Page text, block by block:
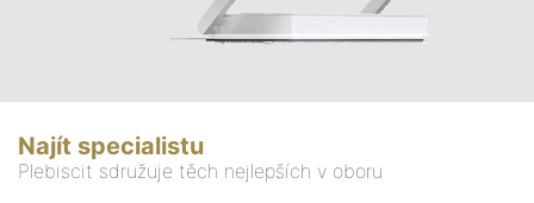
Najít specialistu
Plebiscit sdružuje těch nejlepších v oboru